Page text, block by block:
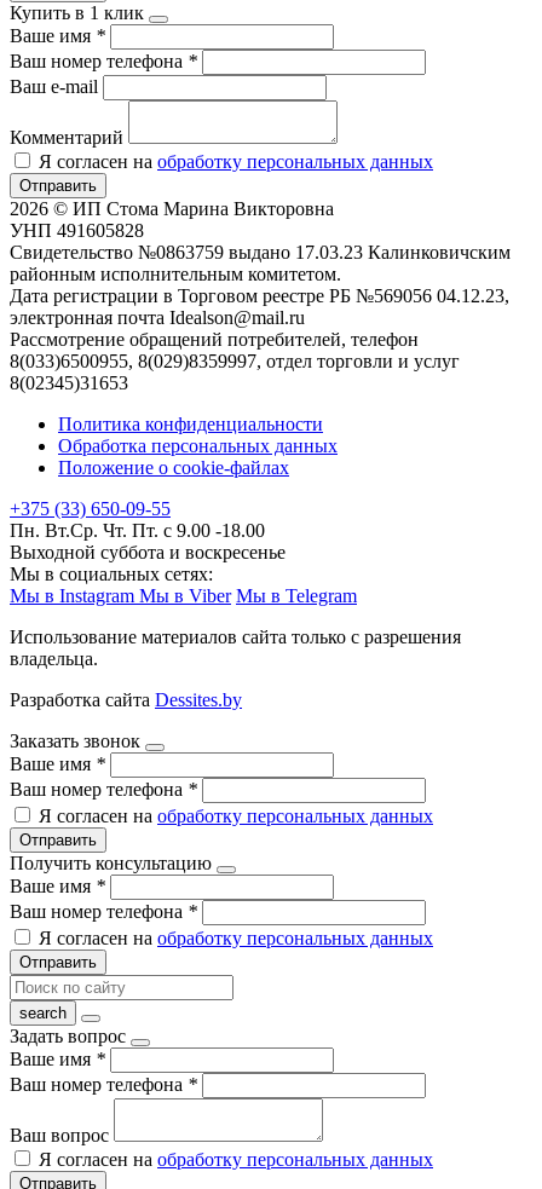
Купить в 1 клик
Ваше имя *
Ваш номер телефона *
Ваш e-mail
Комментарий
Я согласен на обработку персональных данных
Отправить
2026 © ИП Стома Марина Викторовна
УНП 491605828
Свидетельство №0863759 выдано 17.03.23 Калинковичским
районным исполнительным комитетом.
Дата регистрации в Торговом реестре РБ №569056 04.12.23,
электронная почта Idealson@mail.ru
Рассмотрение обращений потребителей, телефон
8(033)6500955, 8(029)8359997, отдел торговли и услуг
8(02345)31653
Политика конфиденциальности
Обработка персональных данных
Положение о cookie-файлах
+375 (33) 650-09-55
Пн. Вт.Ср. Чт. Пт. с 9.00 -18.00
Выходной суббота и воскресенье
Мы в социальных сетях:
Мы в Instagram Мы в Viber Мы в Telegram
Использование материалов сайта только с разрешения
владельца.
Разработка сайта Dessites.by
Заказать звонок
Ваше имя *
Ваш номер телефона *
Я согласен на обработку персональных данных
Отправить
Получить консультацию
Ваше имя *
Ваш номер телефона *
Я согласен на обработку персональных данных
Отправить
Задать вопрос
Ваше имя *
Ваш номер телефона *
Ваш вопрос
Я согласен на обработку персональных данных
Отправить